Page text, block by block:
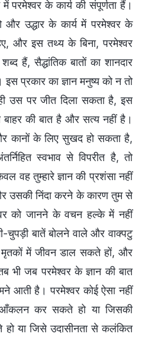
परमेश्वर के कार्य की संपूर्णता हैं।
और उद्धार के कार्य में परमेश्वर के
और इस तथ्य के बिना, परमेश्वर
हैं, सैद्धांतिक बातों का शानदार
प्रकार का ज्ञान मनुष्य को न तो
उस पर जीत दिला सकता है, इस
बाहर की बात है और सत्य नहीं है।
कानों के लिए सुखद हो सकता है,
स्वभाव से विपरीत है, तो
वह तुम्हारे ज्ञान की प्रशंसा नहीं
उसकी निंदा करने के कारण तुम से
को जानने के वचन हल्के में नहीं
चुपड़ी बातें बोलने वाले और वाक्पटु
में जीवन डाल सकते हों, और
भी जब परमेश्वर के ज्ञान की बात
आती है। परमेश्वर कोई ऐसा नहीं
कर सकते हो या जिसकी
या जिसे उदासीनता से कलंकित